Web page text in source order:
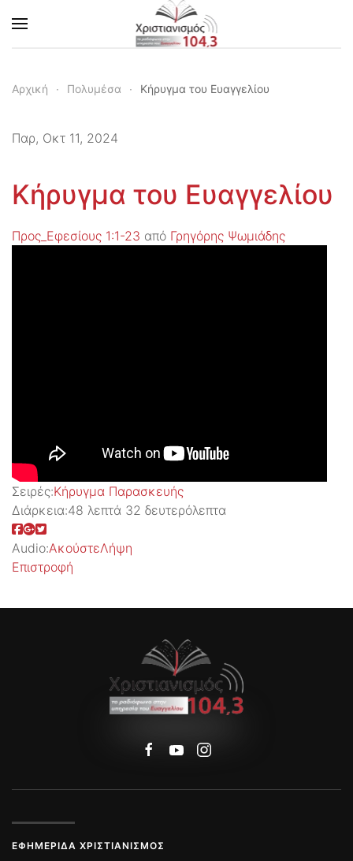
Skip to main content
Αρχική Πολυμέσα Κήρυγμα του Ευαγγελίου
Παρ, Οκτ 11, 2024
Κήρυγμα του Ευαγγελίου
Προς_Εφεσίους 1:1-23 από Γρηγόρης Ψωμιάδης
Σειρές:Kήρυγμα Παρασκευής
Διάρκεια:48 λεπτά 32 δευτερόλεπτα
Audio:ΑκούστεΛήψη
Επιστροφή
ΕΦΗΜΕΡΊΔΑ ΧΡΙΣΤΙΑΝΙΣΜΌΣ